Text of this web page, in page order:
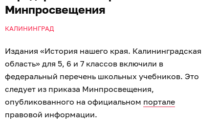
Минпросвещения
КАЛИНИНГРАД
Издания «История нашего края. Калининградская
область» для 5, 6 и 7 классов включили в
федеральный перечень школьных учебников. Это
следует из приказа Минпросвещения,
опубликованного на официальном портале
правовой информации.